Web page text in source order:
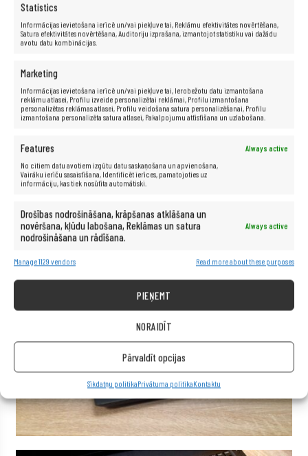
Statistics
Informācijas ievietošana ierīcē un/vai piekļuve tai, Reklāmu efektivitātes novērtēšana,
Satura efektivitātes novērtēšana, Auditoriju izprašana, izmantojot statistiku vai dažādu
avotu datu kombinācijas.
Marketing
Informācijas ievietošana ierīcē un/vai piekļuve tai, Ierobežotu datu izmantošana
reklāmu atlasei, Profilu izveide personalizētai reklāmai, Profilu izmantošana
personalizētas reklāmas atlasei, Profilu veidošana satura personalizēšanai, Profilu
izmantošana personalizēta satura atlasei, Pakalpojumu attīstīšana un uzlabošana.
Features
Always active
No citiem datu avotiem izgūtu datu saskaņošana un apvienošana,
Vairāku ierīču sasaistīšana, Identificēt ierīces, pamatojoties uz
informāciju, kas tiek nosūtīta automātiski.
Drošības nodrošināšana, krāpšanas atklāšana un
novēršana, kļūdu labošana, Reklāmas un satura
nodrošināšana un rādīšana.
Always active
Manage 1129 vendors Read more about these purposes
PIEŅEMT
NORAIDĪT
Pārvaldīt opcijas
Sīkdatņu politikaPrivātuma politikaKontaktu